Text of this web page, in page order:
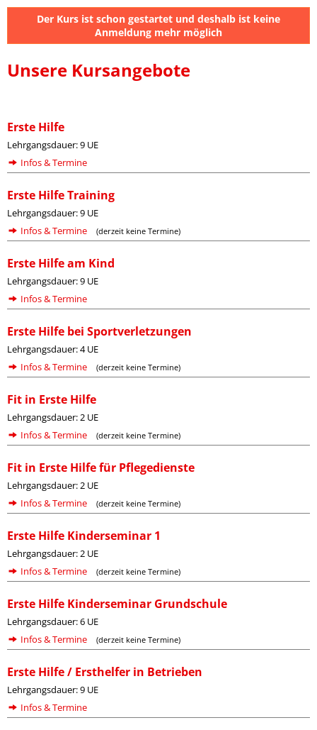
Der Kurs ist schon gestartet und deshalb ist keine
Anmeldung mehr möglich
Unsere Kursangebote
Erste Hilfe
Lehrgangsdauer: 9 UE
Infos & Termine
Erste Hilfe Training
Lehrgangsdauer: 9 UE
Infos & Termine
(derzeit keine Termine)
Erste Hilfe am Kind
Lehrgangsdauer: 9 UE
Infos & Termine
Erste Hilfe bei Sportverletzungen
Lehrgangsdauer: 4 UE
Infos & Termine
(derzeit keine Termine)
Fit in Erste Hilfe
Lehrgangsdauer: 2 UE
Infos & Termine
(derzeit keine Termine)
Fit in Erste Hilfe für Pflegedienste
Lehrgangsdauer: 2 UE
Infos & Termine
(derzeit keine Termine)
Erste Hilfe Kinderseminar 1
Lehrgangsdauer: 2 UE
Infos & Termine
(derzeit keine Termine)
Erste Hilfe Kinderseminar Grundschule
Lehrgangsdauer: 6 UE
Infos & Termine
(derzeit keine Termine)
Erste Hilfe / Ersthelfer in Betrieben
Lehrgangsdauer: 9 UE
Infos & Termine